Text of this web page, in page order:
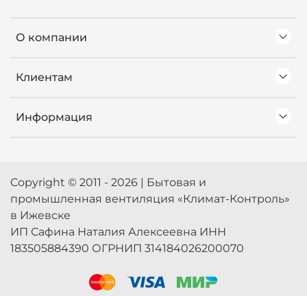
О компании
Клиентам
Информация
Copyright © 2011 - 2026 | Бытовая и
промышленная вентиляция «Климат-Контроль»
в Ижевске
ИП Сафина Наталия Алексеевна ИНН
183505884390 ОГРНИП 314184026200070